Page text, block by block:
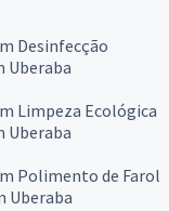
Desinfecção
Uberaba
Limpeza Ecológica
Uberaba
Polimento de Farol
Uberaba